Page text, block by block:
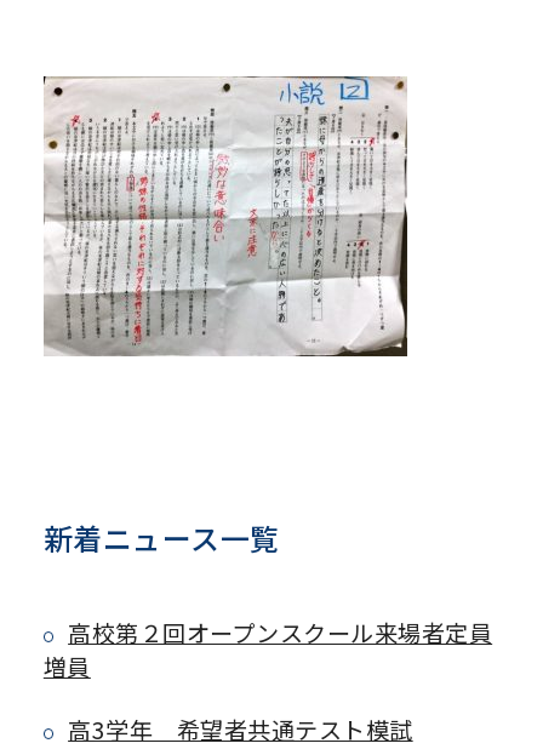
新着ニュース一覧
高校第２回オープンスクール来場者定員
増員
高3学年 希望者共通テスト模試